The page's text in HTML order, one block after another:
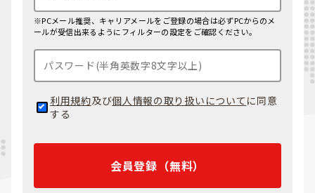
※PCメール推奨、キャリアメールをご登録の場合は必ずPCからのメ
ールが受信出来るようにフィルターの設定をご確認ください。
利用規約及び個人情報の取り扱いについて に同意
する
会員登録（無料）